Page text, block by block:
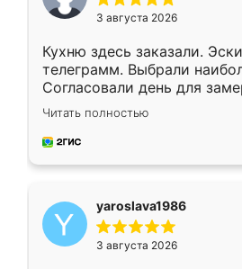
3 августа 2026
Кухню здесь заказали.
телеграмм. Выбрали
Согласовали день для
недели кухня была уже
довольны работой.
мебель за качественную
Читать полностью
yaroslava1986
3 августа 2026